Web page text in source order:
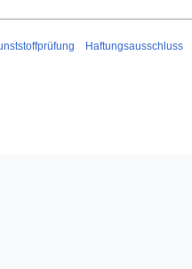
Haftungsausschluss